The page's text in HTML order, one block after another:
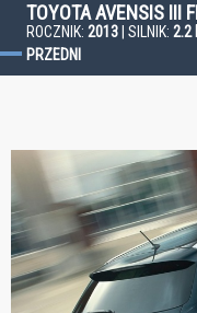
TOYOTA AVENSIS III
ROCZNIK: 2013 | SILNIK: 2.2
PRZEDNI